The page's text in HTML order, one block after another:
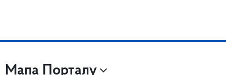
Мапа Порталу